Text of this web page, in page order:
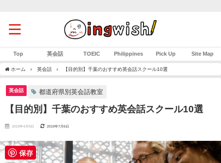
Top 英会話 TOEIC Philippines Pick Up Site Map
ホーム 英会話 【目的別】千葉のおすすめ英会話スクール10選
英会話 都道府県別英会話教室
【目的別】千葉のおすすめ英会話スクール10選
2019年4月9日 2019年7月6日
保存